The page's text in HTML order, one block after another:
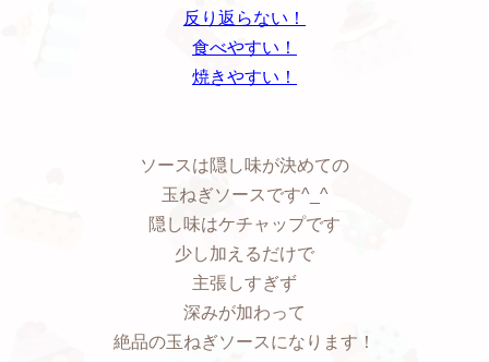
反り返らない！
食べやすい！
焼きやすい！
ソースは隠し味が決めての
玉ねぎソースです^_^
隠し味はケチャップです
少し加えるだけで
主張しすぎず
深みが加わって
絶品の玉ねぎソースになります！